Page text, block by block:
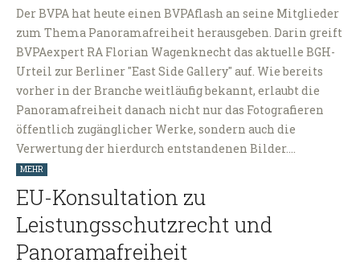
Der BVPA hat heute einen BVPAflash an seine Mitglieder
zum Thema Panoramafreiheit herausgeben. Darin greift
BVPAexpert RA Florian Wagenknecht das aktuelle BGH-
Urteil zur Berliner "East Side Gallery" auf. Wie bereits
vorher in der Branche weitläufig bekannt, erlaubt die
Panoramafreiheit danach nicht nur das Fotografieren
öffentlich zugänglicher Werke, sondern auch die
Verwertung der hierdurch entstandenen Bilder.…
MEHR
EU-Konsultation zu
Leistungsschutzrecht und
Panoramafreiheit